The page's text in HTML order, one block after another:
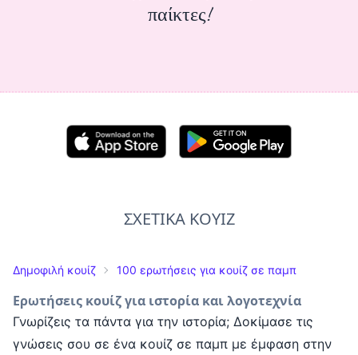
παίκτες!
ΣΧΕΤΙΚΑ ΚΟΥΙΖ
Δημοφιλή κουίζ 100 ερωτήσεις για κουίζ σε παμπ
Ερωτήσεις κουίζ για ιστορία και λογοτεχνία
Γνωρίζεις τα πάντα για την ιστορία; Δοκίμασε τις
γνώσεις σου σε ένα κουίζ σε παμπ με έμφαση στην